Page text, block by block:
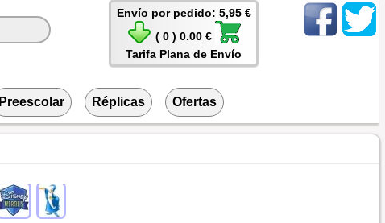
Envío por pedido: 5,95 €
( 0 ) 0.00 €
Tarifa Plana de Envío
Preescolar Réplicas Ofertas